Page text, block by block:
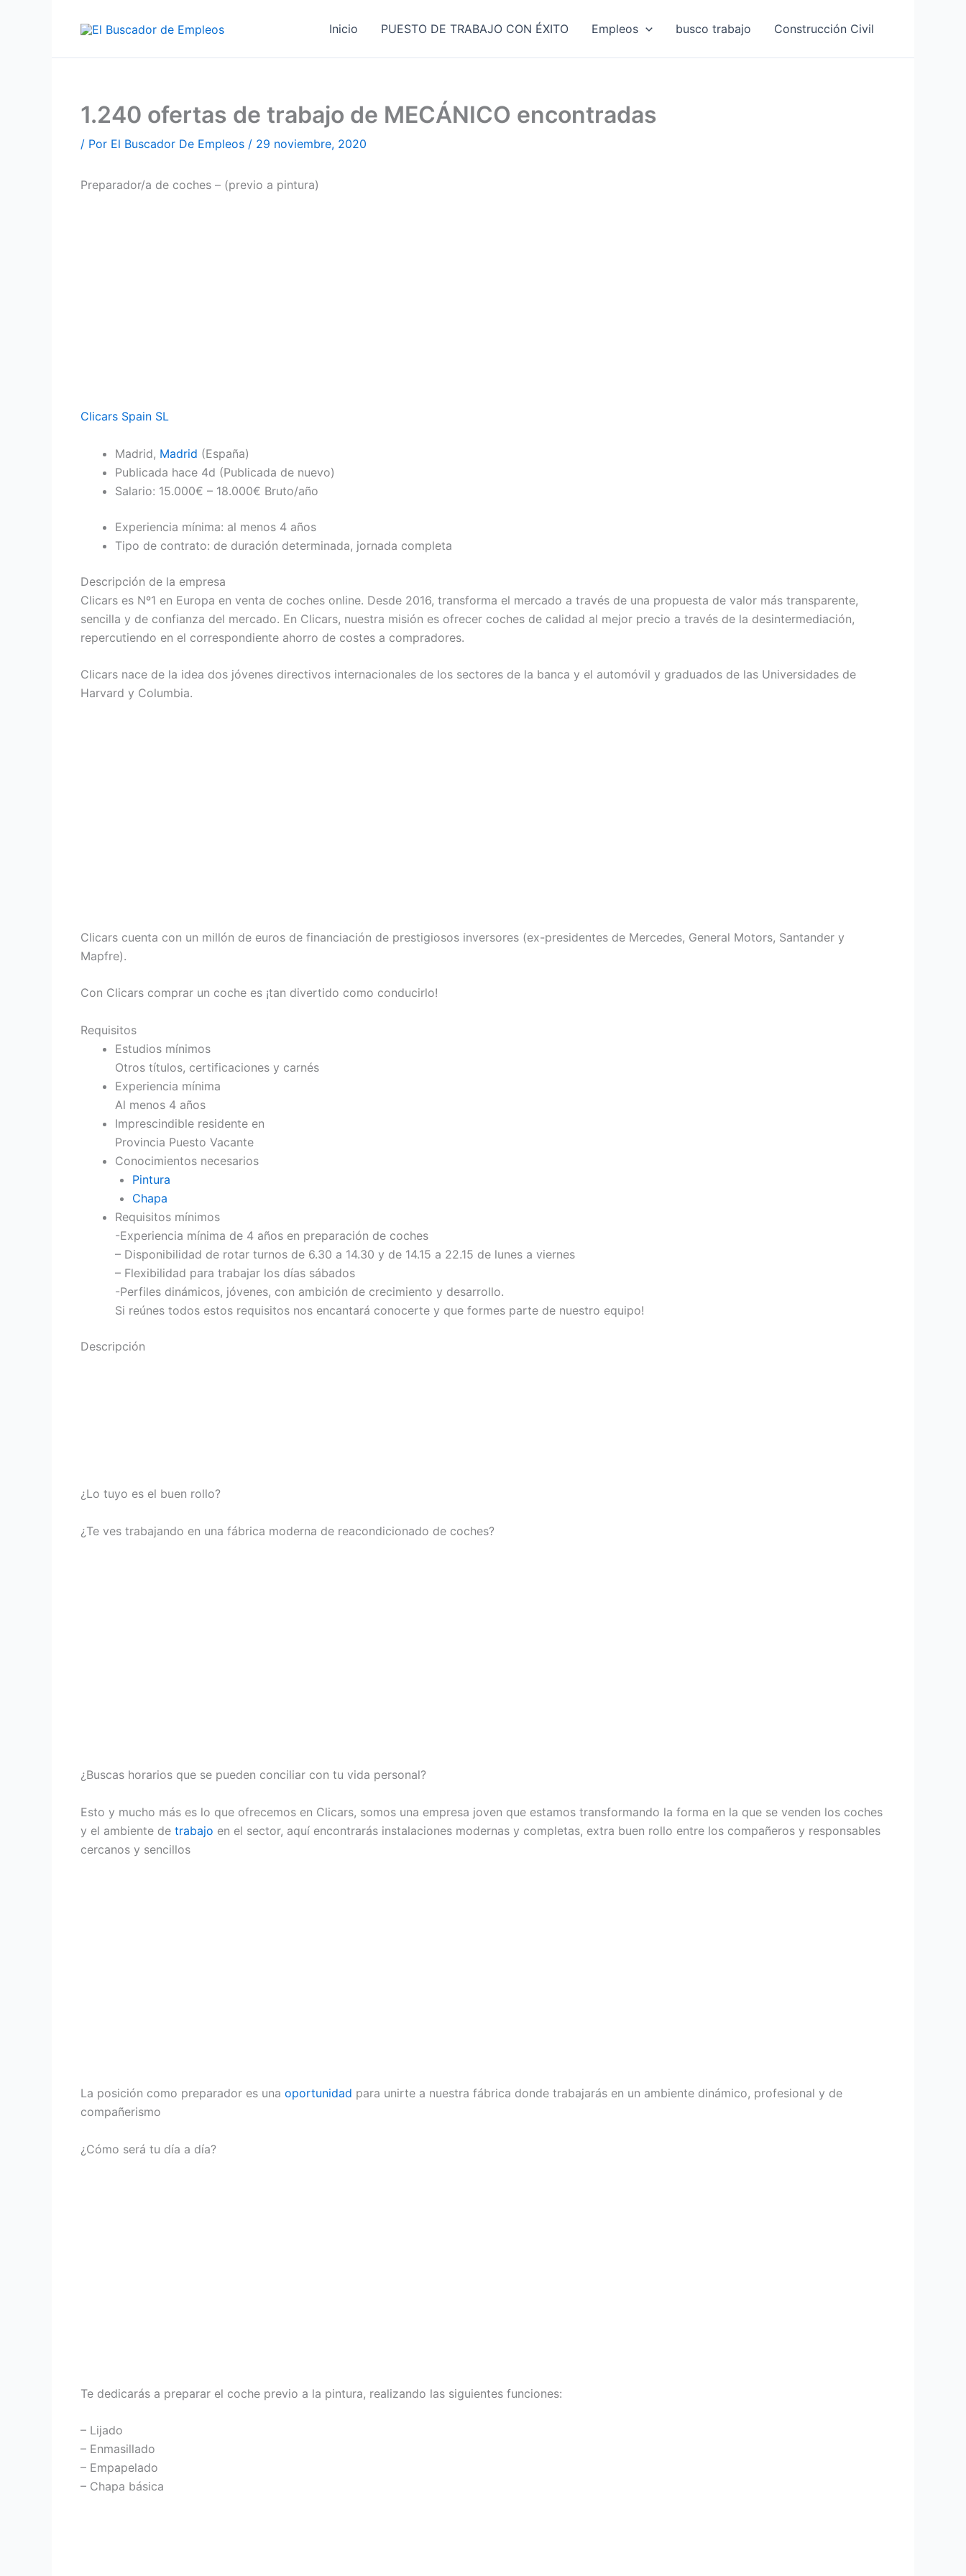
Inicio PUESTO DE TRABAJO CON ÉXITO Empleos busco trabajo Construcción Civil
1.240 ofertas de trabajo de MECÁNICO encontradas
/ Por El Buscador De Empleos / 29 noviembre, 2020
Preparador/a de coches – (previo a pintura)
Clicars Spain SL
Madrid, Madrid (España)
Publicada hace 4d (Publicada de nuevo)
Salario: 15.000€ – 18.000€ Bruto/año
Experiencia mínima: al menos 4 años
Tipo de contrato: de duración determinada, jornada completa
Descripción de la empresa
Clicars es Nº1 en Europa en venta de coches online. Desde 2016, transforma el mercado a través de una propuesta de valor más transparente,
sencilla y de confianza del mercado. En Clicars, nuestra misión es ofrecer coches de calidad al mejor precio a través de la desintermediación,
repercutiendo en el correspondiente ahorro de costes a compradores.
Clicars nace de la idea dos jóvenes directivos internacionales de los sectores de la banca y el automóvil y graduados de las Universidades de
Harvard y Columbia.
Clicars cuenta con un millón de euros de financiación de prestigiosos inversores (ex-presidentes de Mercedes, General Motors, Santander y
Mapfre).
Con Clicars comprar un coche es ¡tan divertido como conducirlo!
Requisitos
Estudios mínimos
Otros títulos, certificaciones y carnés
Experiencia mínima
Al menos 4 años
Imprescindible residente en
Provincia Puesto Vacante
Conocimientos necesarios
Pintura
Chapa
Requisitos mínimos
-Experiencia mínima de 4 años en preparación de coches
– Disponibilidad de rotar turnos de 6.30 a 14.30 y de 14.15 a 22.15 de lunes a viernes
– Flexibilidad para trabajar los días sábados
-Perfiles dinámicos, jóvenes, con ambición de crecimiento y desarrollo.
Si reúnes todos estos requisitos nos encantará conocerte y que formes parte de nuestro equipo!
Descripción
¿Lo tuyo es el buen rollo?
¿Te ves trabajando en una fábrica moderna de reacondicionado de coches?
¿Buscas horarios que se pueden conciliar con tu vida personal?
Esto y mucho más es lo que ofrecemos en Clicars, somos una empresa joven que estamos transformando la forma en la que se venden los coches
y el ambiente de trabajo en el sector, aquí encontrarás instalaciones modernas y completas, extra buen rollo entre los compañeros y responsables
cercanos y sencillos
La posición como preparador es una oportunidad para unirte a nuestra fábrica donde trabajarás en un ambiente dinámico, profesional y de
compañerismo
¿Cómo será tu día a día?
Te dedicarás a preparar el coche previo a la pintura, realizando las siguientes funciones:
– Lijado
– Enmasillado
– Empapelado
– Chapa básica